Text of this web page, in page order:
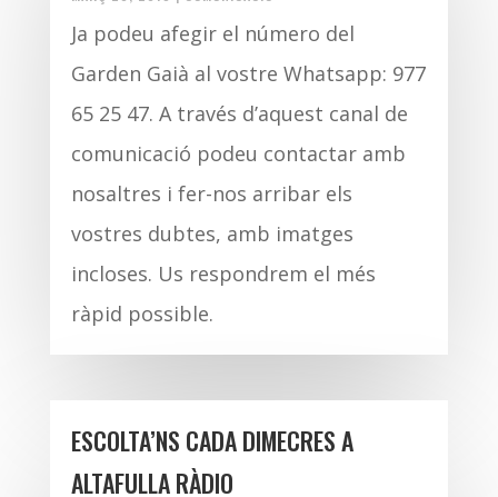
Ja podeu afegir el número del
Garden Gaià al vostre Whatsapp: 977
65 25 47. A través d’aquest canal de
comunicació podeu contactar amb
nosaltres i fer-nos arribar els
vostres dubtes, amb imatges
incloses. Us respondrem el més
ràpid possible.
ESCOLTA’NS CADA DIMECRES A
ALTAFULLA RÀDIO